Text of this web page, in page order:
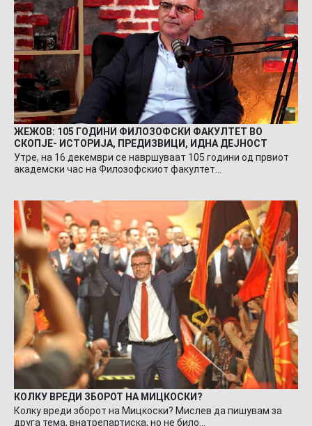
ЖЕЖОВ: 105 ГОДИНИ ФИЛОЗОФСКИ ФАКУЛТЕТ ВО
СКОПЈЕ- ИСТОРИЈА, ПРЕДИЗВИЦИ, ИДНА ДЕЈНОСТ
Утре, на 16 декември се навршуваат 105 години од првиот
академски час на Филозофскиот факултет…
КОЛКУ ВРЕДИ ЗБОРОТ НА МИЦКОСКИ?
Колку вреди зборот на Мицкоски? Мислев да пишувам за
друга тема, внатрепартиска, но не било…